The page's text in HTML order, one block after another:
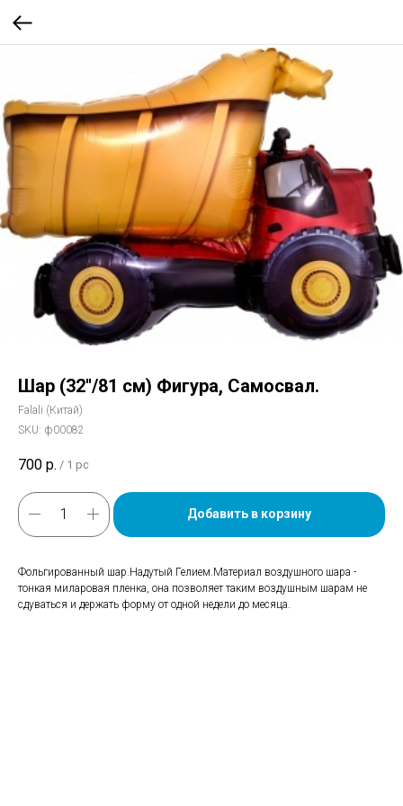
Шар (32''/81 см) Фигура, Самосвал.
Falali (Китай)
SKU: ф00082
700 р. / 1 pc
Добавить в корзину
Фольгированный шар.Надутый Гелием.Материал воздушного шара -
тонкая миларовая пленка, она позволяет таким воздушным шарам не
сдуваться и держать форму от одной недели до месяца.